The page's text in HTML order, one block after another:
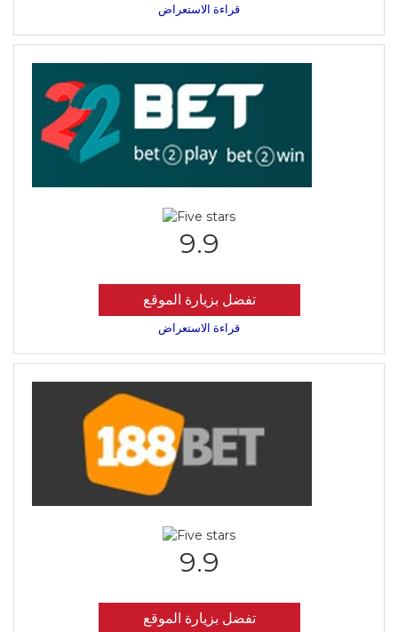
قراءة الاستعراض
9.9
تفضل بزيارة الموقع
قراءة الاستعراض
9.9
تفضل بزيارة الموقع